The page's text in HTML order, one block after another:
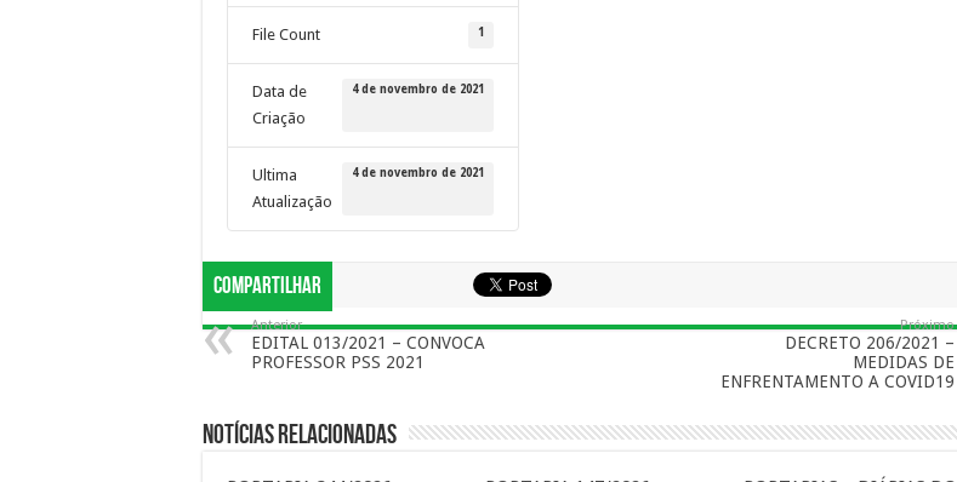
File Count 1
Data de
Criação
4 de novembro de 2021
Ultima
Atualização
4 de novembro de 2021
Compartilhar
Anterior
EDITAL 013/2021 – CONVOCA
PROFESSOR PSS 2021
Próximo
DECRETO 206/2021 –
MEDIDAS DE
ENFRENTAMENTO A COVID19
Notícias Relacionadas